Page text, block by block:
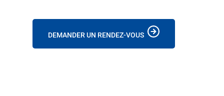
DEMANDER UN RENDEZ-VOUS